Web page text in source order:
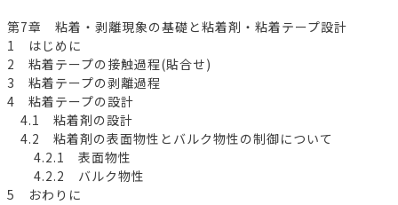
第7章 粘着・剥離現象の基礎と粘着剤・粘着テープ設計
1 はじめに
2 粘着テープの接触過程(貼合せ)
3 粘着テープの剥離過程
4 粘着テープの設計
4.1 粘着剤の設計
4.2 粘着剤の表面物性とバルク物性の制御について
4.2.1 表面物性
4.2.2 バルク物性
5 おわりに